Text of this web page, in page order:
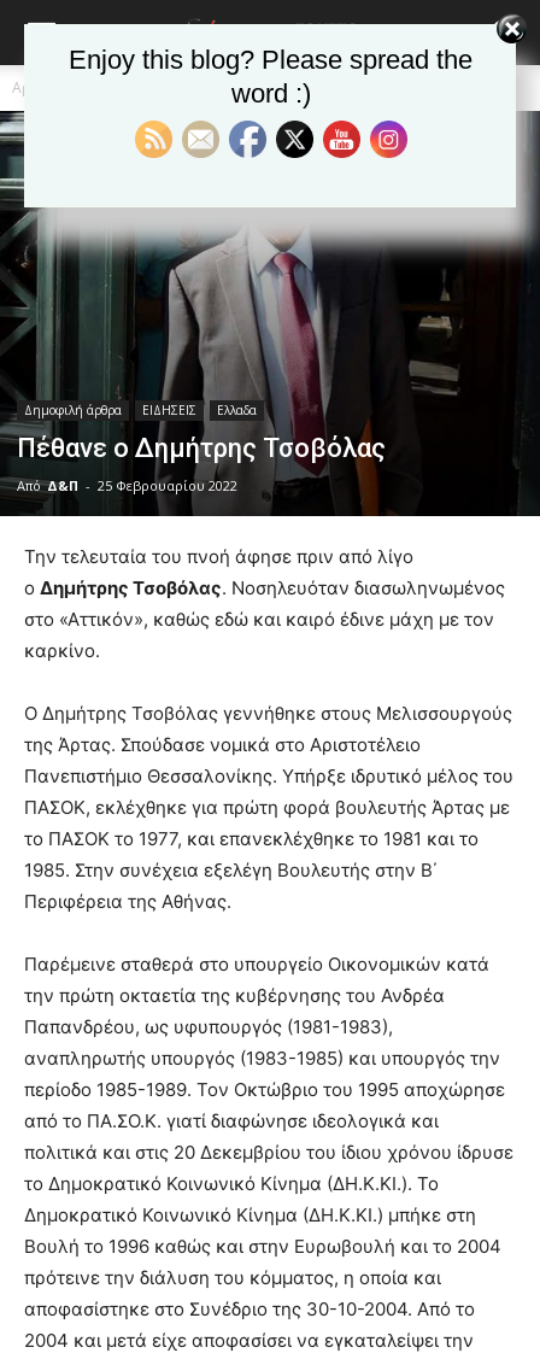
Αρχική
Δημοφιλή άρθρα ΕΙΔΗΣΕΙΣ Ελλαδα
Πέθανε ο Δημήτρης Τσοβόλας
Από Δ&Π - 25 Φεβρουαρίου 2022
lesbians
very
cam
show.desi
brandi
teaches
you
meaning
pain.
pornhun
porn
Την τελευταία του πνοή άφησε πριν από λίγο
ο Δημήτρης Τσοβόλας. Νοσηλευόταν διασωληνωμένος
στο «Αττικόν», καθώς εδώ και καιρό έδινε μάχη με τον
καρκίνο.
Ο Δημήτρης Τσοβόλας γεννήθηκε στους Μελισσουργούς
της Άρτας. Σπούδασε νομικά στο Αριστοτέλειο
Πανεπιστήμιο Θεσσαλονίκης. Υπήρξε ιδρυτικό μέλος του
ΠΑΣΟΚ, εκλέχθηκε για πρώτη φορά βουλευτής Άρτας με
το ΠΑΣΟΚ το 1977, και επανεκλέχθηκε το 1981 και το
1985. Στην συνέχεια εξελέγη Βουλευτής στην Β΄
Περιφέρεια της Αθήνας.
Παρέμεινε σταθερά στο υπουργείο Οικονομικών κατά
την πρώτη οκταετία της κυβέρνησης του Ανδρέα
Παπανδρέου, ως υφυπουργός (1981-1983),
αναπληρωτής υπουργός (1983-1985) και υπουργός την
περίοδο 1985-1989. Τον Οκτώβριο του 1995 αποχώρησε
από το ΠΑ.ΣΟ.Κ. γιατί διαφώνησε ιδεολογικά και
πολιτικά και στις 20 Δεκεμβρίου του ίδιου χρόνου ίδρυσε
το Δημοκρατικό Κοινωνικό Κίνημα (ΔΗ.Κ.ΚΙ.). Το
Δημοκρατικό Κοινωνικό Κίνημα (ΔΗ.Κ.ΚΙ.) μπήκε στη
Βουλή το 1996 καθώς και στην Ευρωβουλή και το 2004
πρότεινε την διάλυση του κόμματος, η οποία και
αποφασίστηκε στο Συνέδριο της 30-10-2004. Από το
2004 και μετά είχε αποφασίσει να εγκαταλείψει την
Enjoy this blog? Please spread the
word :)